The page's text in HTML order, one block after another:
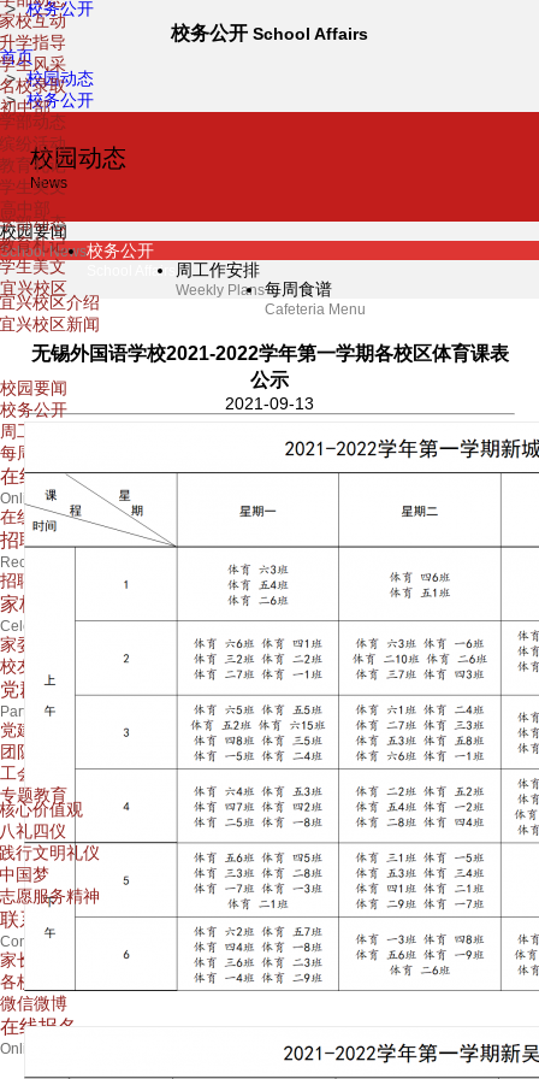
家校互动
升学指导
学生风采
名校录取
初中部
学部动态
缤纷活动
教育札记
学生美文
高中部
学部动态
教育札记
学生美文
宜兴校区
宜兴校区介绍
宜兴校区新闻
校园动态
校园要闻
校务公开
周工作安排
每周食谱
在线报名
Online Registration
在线报名
招聘专栏
Recruitment
招聘公告
家校同行
Celebration
家委会
校友会
党群工作
Party work
党建工作
团队工作
工会工作
专题教育
核心价值观
八礼四仪
践行文明礼仪
中国梦
志愿服务精神
联系我们
Contact Us
家长信箱
各校区信息
微信微博
在线报名
Online Registration
校务公开
校务公开 School Affairs
首页
校园动态
校务公开
校园动态
News
校园要闻
School News校务公开
School Affairs 周工作安排
Weekly Plans每周食谱
Cafeteria Menu
无锡外国语学校2021-2022学年第一学期各校区体育课表
公示
2021-09-13